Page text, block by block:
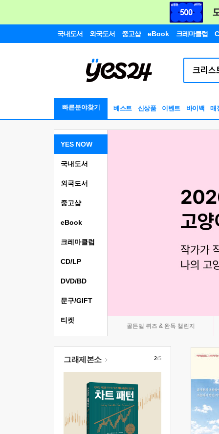
국내도서 외국도서 중고샵 eBook 크레마클럽
빠른분야찾기 베스트 신상품 이벤트 바이백 매
YES NOW
골든벨 퀴즈 & 완독 챌린지
국내도서
외국도서
중고샵
eBook
크레마클럽
CD/LP
DVD/BD
문구/GIFT
티켓
그래제본소 2/5